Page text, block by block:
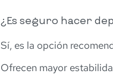
¿Es seguro hacer
Sí, es la opción
Ofrecen mayor